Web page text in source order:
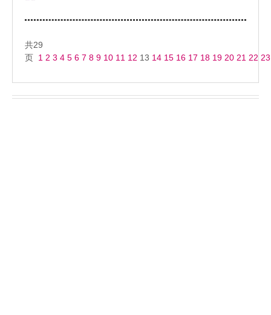
共29
页 1 2 3 4 5 6 7 8 9 10 11 12 13 14 15 16 17 18 19 20 21 22 23